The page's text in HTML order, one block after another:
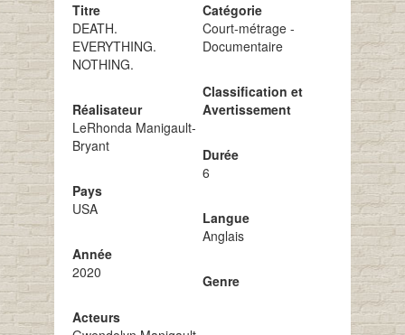
Titre
DEATH.
EVERYTHING.
NOTHING.
Réalisateur
LeRhonda Manigault-
Bryant
Pays
USA
Année
2020
Acteurs
Catégorie
Court-métrage -
Documentaire
Classification et
Avertissement
Durée
6
Langue
Anglais
Genre